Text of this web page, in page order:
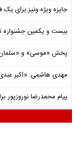
جایزه ویژه ونیز برای یک
بیست و یکمین جشنواره
پخش «موسی» و «سلمان
مهدی هاشمی: «اکبر
پیام محمدرضا نوروزپور